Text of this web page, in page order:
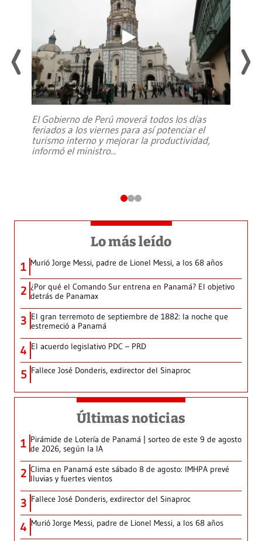
El Gobierno de Perú moverá todos los días
feriados a los viernes para así potenciar el
turismo interno y mejorar la productividad,
informó el ministro...
Lo más leído
1 Murió Jorge Messi, padre de Lionel Messi, a los 68 años
2 ¿Por qué el Comando Sur entrena en Panamá? El objetivo
detrás de Panamax
3 El gran terremoto de septiembre de 1882: la noche que
estremeció a Panamá
4 El acuerdo legislativo PDC – PRD
5 Fallece José Donderis, exdirector del Sinaproc
Últimas noticias
1 Pirámide de Lotería de Panamá | sorteo de este 9 de agosto
de 2026, según la IA
2 Clima en Panamá este sábado 8 de agosto: IMHPA prevé
lluvias y fuertes vientos
3 Fallece José Donderis, exdirector del Sinaproc
4 Murió Jorge Messi, padre de Lionel Messi, a los 68 años